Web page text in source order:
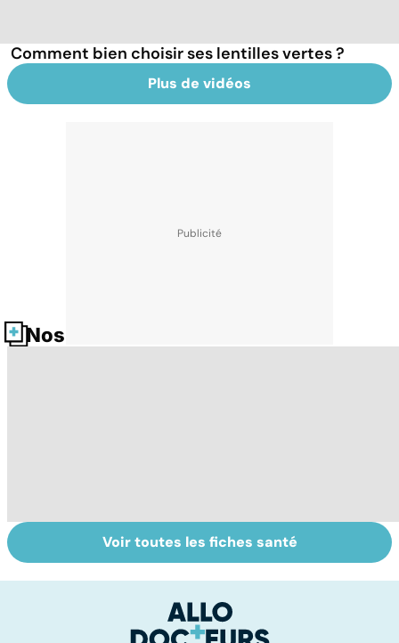
Comment bien choisir ses lentilles vertes ?
Plus de vidéos
Nos fiches santé
Suicide : prévenir
le passage à
Grand froid : nos
conseils
Voir toutes les fiches santé